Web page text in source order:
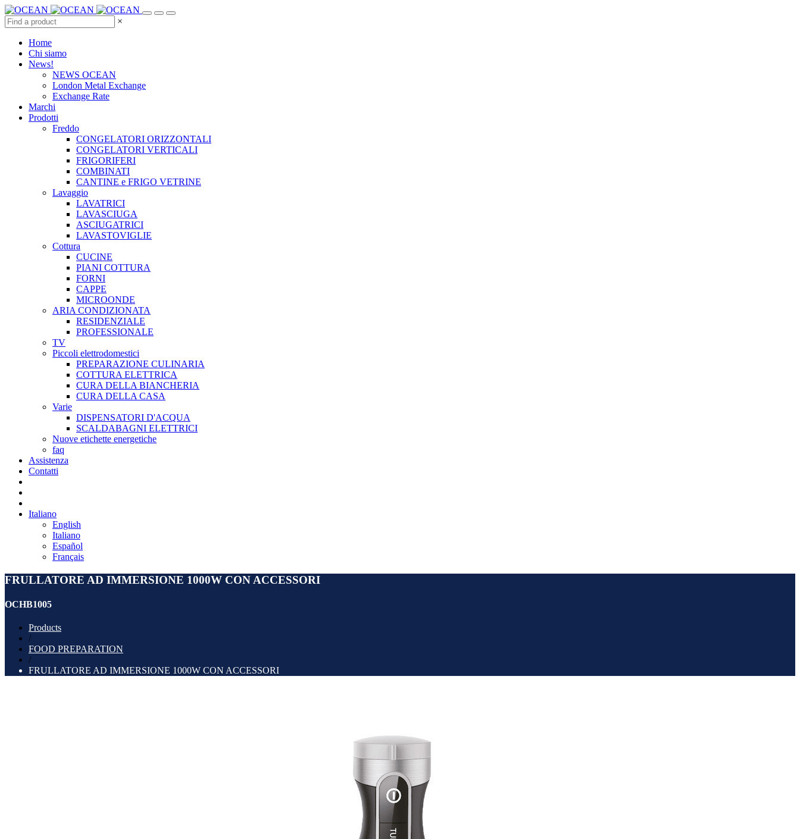
×
Home
Chi siamo
News!
NEWS OCEAN
London Metal Exchange
Exchange Rate
Marchi
Prodotti
Freddo
CONGELATORI ORIZZONTALI
CONGELATORI VERTICALI
FRIGORIFERI
COMBINATI
CANTINE e FRIGO VETRINE
Lavaggio
LAVATRICI
LAVASCIUGA
ASCIUGATRICI
LAVASTOVIGLIE
Cottura
CUCINE
PIANI COTTURA
FORNI
CAPPE
MICROONDE
ARIA CONDIZIONATA
RESIDENZIALE
PROFESSIONALE
TV
Piccoli elettrodomestici
PREPARAZIONE CULINARIA
COTTURA ELETTRICA
CURA DELLA BIANCHERIA
CURA DELLA CASA
Varie
DISPENSATORI D'ACQUA
SCALDABAGNI ELETTRICI
Nuove etichette energetiche
faq
Assistenza
Contatti
Italiano
English
Italiano
Español
Français
FRULLATORE AD IMMERSIONE 1000W CON ACCESSORI
OCHB1005
Products
/
FOOD PREPARATION
/
FRULLATORE AD IMMERSIONE 1000W CON ACCESSORI